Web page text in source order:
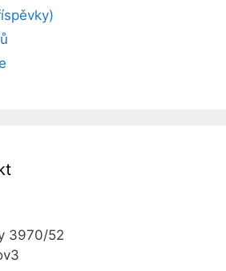
3970/52